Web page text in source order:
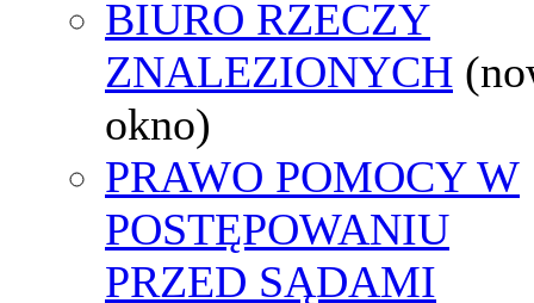
BIURO RZECZY
ZNALEZIONYCH
okno)
PRAWO POMOCY W
POSTĘPOWANIU
PRZED SĄDAMI